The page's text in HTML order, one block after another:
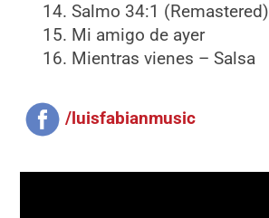
Salmo 34:1 (Remastered)
Mi amigo de ayer
Mientras vienes – Salsa
/luisfabianmusic